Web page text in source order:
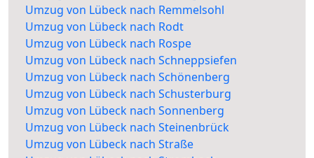
Umzug von Lübeck nach Remmelsohl
Umzug von Lübeck nach Rodt
Umzug von Lübeck nach Rospe
Umzug von Lübeck nach Schneppsiefen
Umzug von Lübeck nach Schönenberg
Umzug von Lübeck nach Schusterburg
Umzug von Lübeck nach Sonnenberg
Umzug von Lübeck nach Steinenbrück
Umzug von Lübeck nach Straße